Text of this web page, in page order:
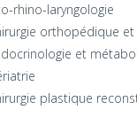
rhino-laryngologie
orthopédique
et
plastique